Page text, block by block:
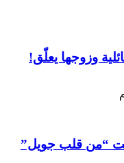
وزوجها يعلّق!
“من قلب جويل”